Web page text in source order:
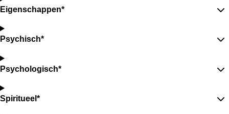
Eigenschappen*
Psychisch*
Psychologisch*
Spiritueel*